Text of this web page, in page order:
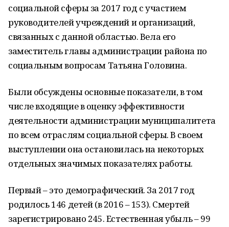
социальной сферы за 2017 год с участием
руководителей учреждений и организаций,
связанных с данной областью. Вела его
заместитель главы администрации района по
социальным вопросам Татьяна Головина.
Были обсуждены основные показатели, в том
числе входящие в оценку эффективности
деятельности администрации муниципалитета
по всем отраслям социальной сферы. В своем
выступлении она остановилась на некоторых
отдельных значимых показателях работы.
Первый – это демографический. За 2017 год
родилось 146 детей (в 2016 – 153). Смертей
зарегистрировано 245. Естественная убыль – 99